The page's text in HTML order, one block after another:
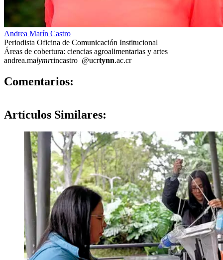
Andrea Marín Castro
Periodista Oficina de Comunicación Institucional
Áreas de cobertura: ciencias agroalimentarias y artes
andrea.malymrrincastro @ucrtynn.ac.cr
Comentarios:
Artículos Similares: